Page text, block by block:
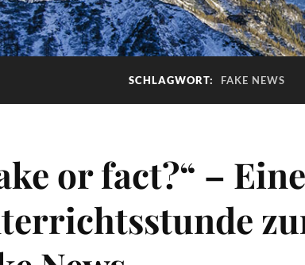
SCHLAGWORT: FAKE NEWS
or fact?“ – Eine